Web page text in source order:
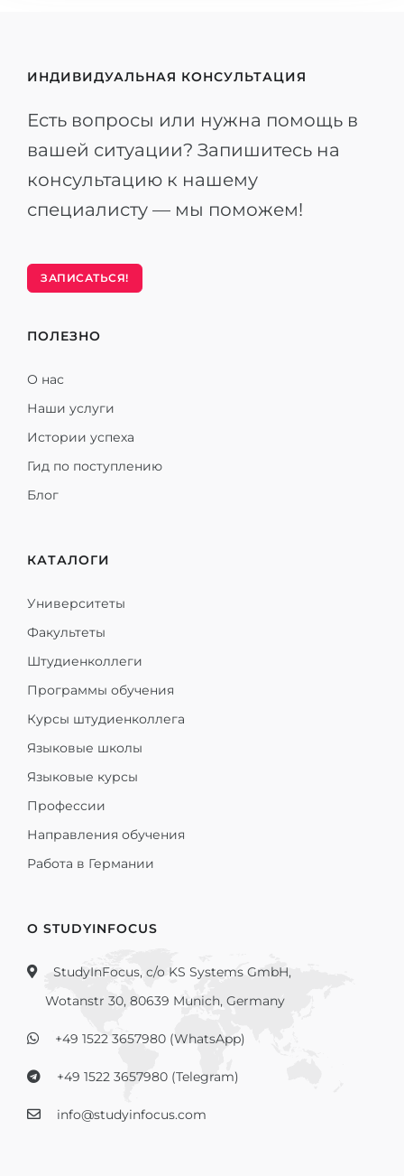
ИНДИВИДУАЛЬНАЯ КОНСУЛЬТАЦИЯ
Есть вопросы или нужна помощь в
вашей ситуации? Запишитесь на
консультацию к нашему
специалисту — мы поможем!
ЗАПИСАТЬСЯ!
ПОЛЕЗНО
О нас
Наши услуги
Истории успеха
Гид по поступлению
Блог
КАТАЛОГИ
Университеты
Факультеты
Штудиенколлеги
Программы обучения
Курсы штудиенколлега
Языковые школы
Языковые курсы
Профессии
Направления обучения
Работа в Германии
О STUDYINFOCUS
StudyInFocus, c/o KS Systems GmbH,
Wotanstr 30, 80639 Munich, Germany
+49 1522 3657980 (WhatsApp)
+49 1522 3657980 (Telegram)
info@studyinfocus.com